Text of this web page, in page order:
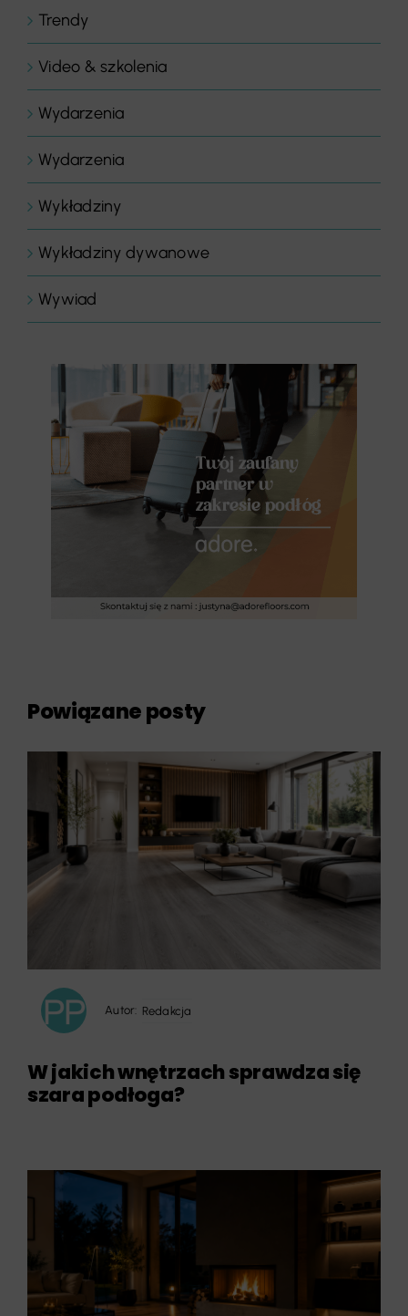
Trendy
Video & szkolenia
Wydarzenia
Wydarzenia
Wykładziny
Wykładziny dywanowe
Wywiad
Powiązane posty
Autor: Redakcja
W jakich wnętrzach sprawdza się
szara podłoga?